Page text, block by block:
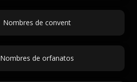
Nombres de convent
Nombres de orfanatos